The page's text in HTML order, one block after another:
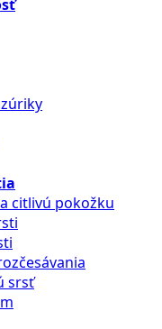
citlivú pokožku
srsť